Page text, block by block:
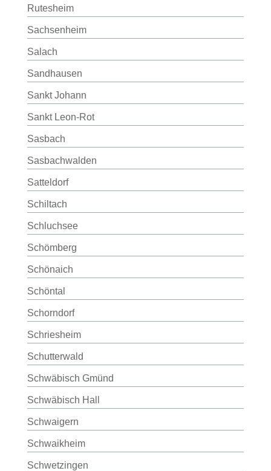
Rutesheim
Sachsenheim
Salach
Sandhausen
Sankt Johann
Sankt Leon-Rot
Sasbach
Sasbachwalden
Satteldorf
Schiltach
Schluchsee
Schömberg
Schönaich
Schöntal
Schorndorf
Schriesheim
Schutterwald
Schwäbisch Gmünd
Schwäbisch Hall
Schwaigern
Schwaikheim
Schwetzingen